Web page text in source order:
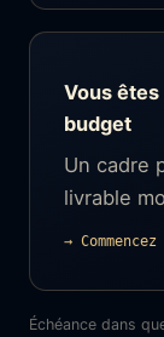
Vous êtes
budget
Un cadre
livrable
→
Échéance dans